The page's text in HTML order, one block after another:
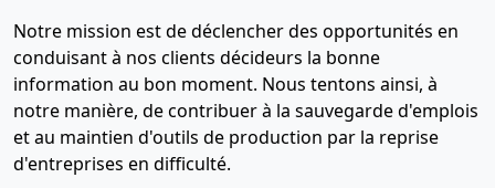
Notre mission est de déclencher des opportunités en
conduisant à nos clients décideurs la bonne
information au bon moment. Nous tentons ainsi, à
notre manière, de contribuer à la sauvegarde d'emplois
et au maintien d'outils de production par la reprise
d'entreprises en difficulté.